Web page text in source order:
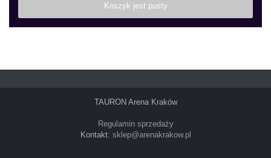
Koszyk jest pusty
TAURON Arena Kraków
Regulamin sprzedaży
Kontakt: sklep@arenakrakow.pl